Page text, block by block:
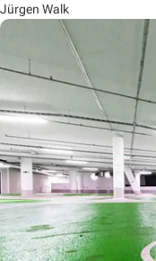
Jürgen Walk